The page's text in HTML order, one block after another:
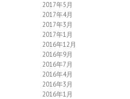
2017年5月
2017年4月
2017年3月
2017年1月
2016年12月
2016年9月
2016年7月
2016年4月
2016年3月
2016年1月